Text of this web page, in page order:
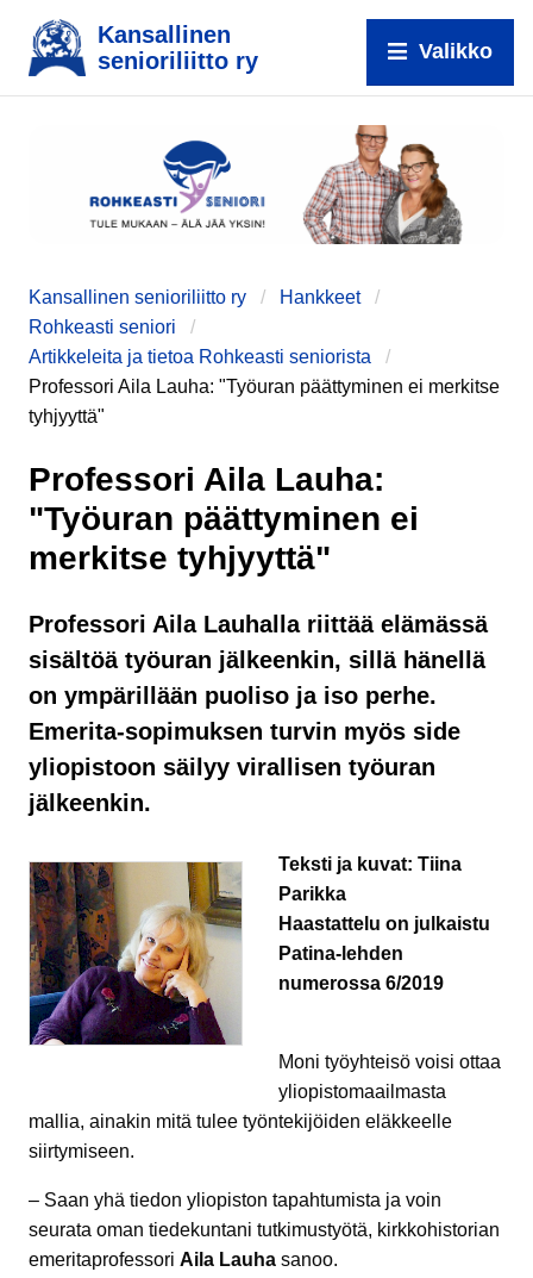
Kansallinen
senioriliitto ry
Valikko
Kansallinen senioriliitto ry
Hankkeet
Rohkeasti seniori
Artikkeleita ja tietoa Rohkeasti seniorista
Professori Aila Lauha: "Työuran päättyminen ei merkitse
tyhjyyttä"
Professori Aila Lauha:
"Työuran päättyminen ei
merkitse tyhjyyttä"
Professori Aila Lauhalla riittää elämässä
sisältöä työuran jälkeenkin, sillä hänellä
on ympärillään puoliso ja iso perhe.
Emerita-sopimuksen turvin myös side
yliopistoon säilyy virallisen työuran
jälkeenkin.
Teksti ja kuvat: Tiina
Parikka
Haastattelu on julkaistu
Patina-lehden
numerossa 6/2019
Moni työyhteisö voisi ottaa
yliopistomaailmasta
mallia, ainakin mitä tulee työntekijöiden eläkkeelle
siirtymiseen.
– Saan yhä tiedon yliopiston tapahtumista ja voin
seurata oman tiedekuntani tutkimustyötä, kirkkohistorian
emeritaprofessori Aila Lauha sanoo.